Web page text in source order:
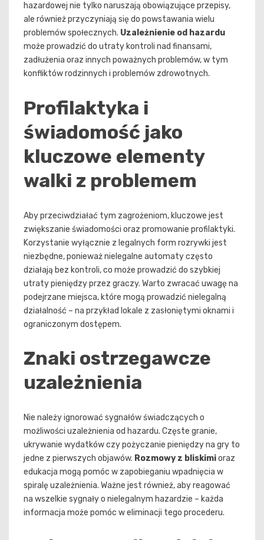
hazardowej nie tylko naruszają obowiązujące przepisy,
ale również przyczyniają się do powstawania wielu
problemów społecznych. Uzależnienie od hazardu
może prowadzić do utraty kontroli nad finansami,
zadłużenia oraz innych poważnych problemów, w tym
konfliktów rodzinnych i problemów zdrowotnych.
Profilaktyka i
świadomość jako
kluczowe elementy
walki z problemem
Aby przeciwdziałać tym zagrożeniom, kluczowe jest
zwiększanie świadomości oraz promowanie profilaktyki.
Korzystanie wyłącznie z legalnych form rozrywki jest
niezbędne, ponieważ nielegalne automaty często
działają bez kontroli, co może prowadzić do szybkiej
utraty pieniędzy przez graczy. Warto zwracać uwagę na
podejrzane miejsca, które mogą prowadzić nielegalną
działalność – na przykład lokale z zasłoniętymi oknami i
ograniczonym dostępem.
Znaki ostrzegawcze
uzależnienia
Nie należy ignorować sygnałów świadczących o
możliwości uzależnienia od hazardu. Częste granie,
ukrywanie wydatków czy pożyczanie pieniędzy na gry to
jedne z pierwszych objawów. Rozmowy z bliskimioraz
edukacja mogą pomóc w zapobieganiu wpadnięcia w
spiralę uzależnienia. Ważne jest również, aby reagować
na wszelkie sygnały o nielegalnym hazardzie – każda
informacja może pomóc w eliminacji tego procederu.